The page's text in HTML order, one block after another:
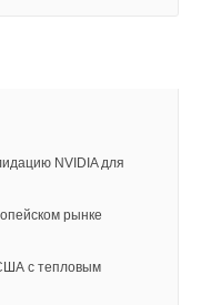
NVIDIA для
рынке
США с тепловым